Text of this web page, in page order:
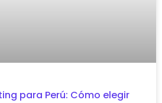
para Perú: Cómo elegir